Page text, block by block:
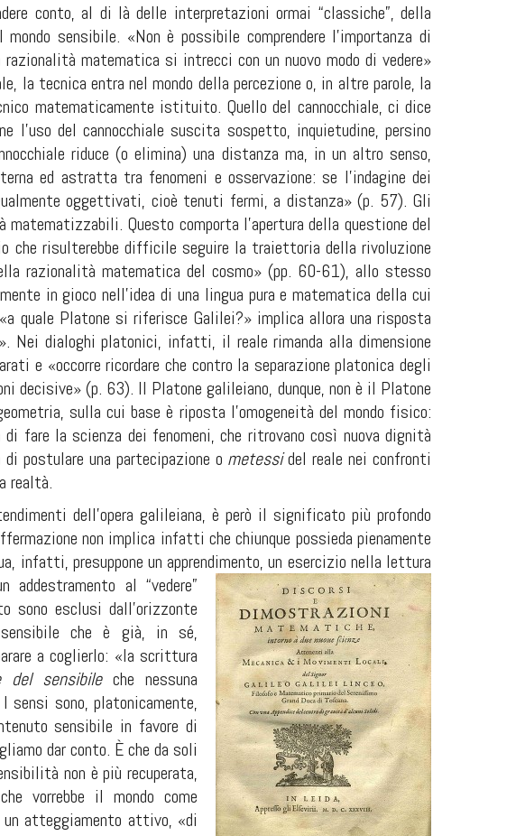
conto, al di là delle interpretazioni ormai “classiche”, della
sensibile. «Non è possibile comprendere l’importanza di
matematica si intrecci con un nuovo modo di vedere»
la tecnica entra nel mondo della percezione o, in altre parole, la
matematicamente istituito. Quello del cannocchiale, ci dice
l’uso del cannocchiale suscita sospetto, inquietudine, persino
riduce (o elimina) una distanza ma, in un altro senso,
ed astratta tra fenomeni e osservazione: se l’indagine dei
oggettivati, cioè tenuti fermi, a distanza» (p. 57). Gli
Questo comporta l’apertura della questione del
che risulterebbe difficile seguire la traiettoria della rivoluzione
razionalità matematica del cosmo» (pp. 60-61), allo stesso
in gioco nell’idea di una lingua pura e matematica della cui
quale Platone si riferisce Galilei?» implica allora una risposta
Nei dialoghi platonici, infatti, il reale rimanda alla dimensione
e «occorre ricordare che contro la separazione platonica degli
(p. 63). Il Platone galileiano, dunque, non è il Platone
sulla cui base è riposta l’omogeneità del mondo fisico:
fare la scienza dei fenomeni, che ritrovano così nuova dignità
postulare una partecipazione o metessidel reale nei confronti
realtà.
dell’opera galileiana, è però il significato più profondo
non implica infatti che chiunque possieda pienamente
infatti, presuppone un apprendimento, un esercizio nella lettura
addestramento al “vedere”
sono esclusi dall’orizzonte
che è già, in sé,
a coglierlo: «la scrittura
del sensibileche nessuna
sono, platonicamente,
sensibile in favore di
dar conto. È che da soli
non è più recuperata,
vorrebbe il mondo come
atteggiamento attivo, «di